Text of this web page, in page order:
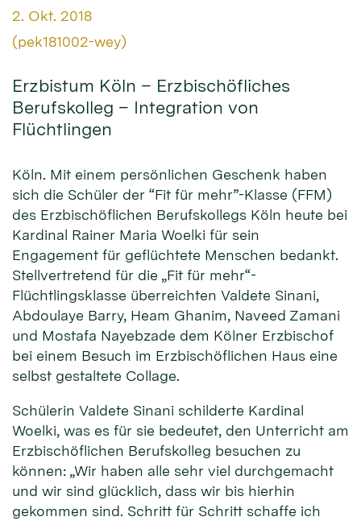
Datum:
2. Okt. 2018
Von:
(pek181002-wey)
Erzbistum Köln – Erzbischöfliches
Berufskolleg – Integration von
Flüchtlingen
Köln. Mit einem persönlichen Geschenk haben
sich die Schüler der “Fit für mehr”-Klasse (FFM)
des Erzbischöflichen Berufskollegs Köln heute bei
Kardinal Rainer Maria Woelki für sein
Engagement für geflüchtete Menschen bedankt.
Stellvertretend für die „Fit für mehr“-
Flüchtlingsklasse überreichten Valdete Sinani,
Abdoulaye Barry, Heam Ghanim, Naveed Zamani
und Mostafa Nayebzade dem Kölner Erzbischof
bei einem Besuch im Erzbischöflichen Haus eine
selbst gestaltete Collage.
Schülerin Valdete Sinani schilderte Kardinal
Woelki, was es für sie bedeutet, den Unterricht am
Erzbischöflichen Berufskolleg besuchen zu
können: „Wir haben alle sehr viel durchgemacht
und wir sind glücklich, dass wir bis hierhin
gekommen sind. Schritt für Schritt schaffe ich